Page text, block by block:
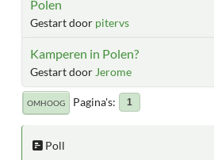
Polen
Gestart door pitervs
Kamperen in Polen?
Gestart door Jerome
OMHOOG Pagina's 1
Poll